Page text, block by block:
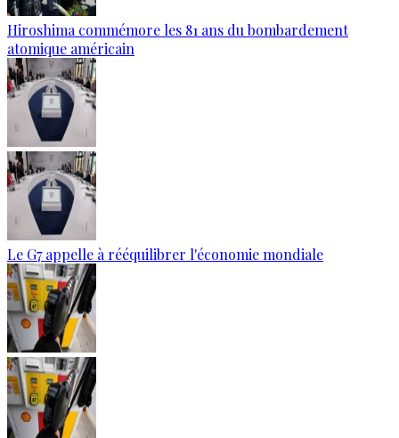
Hiroshima commémore les 81 ans du bombardement
atomique américain
Le G7 appelle à rééquilibrer l'économie mondiale